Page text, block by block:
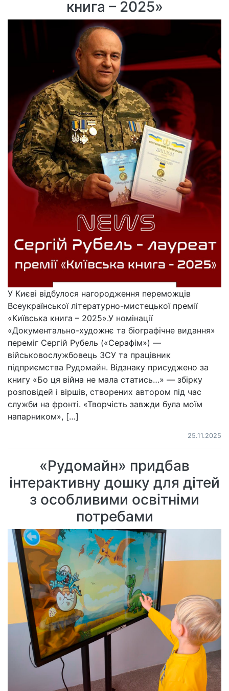
книга – 2025»
У Києві відбулося нагородження переможців
Всеукраїнської літературно-мистецької премії
«Київська книга – 2025».У номінації
«Документально-художнє та біографічне видання»
переміг Сергій Рубель («Серафім») —
військовослужбовець ЗСУ та працівник
підприємства Рудомайн. Відзнаку присуджено за
книгу «Бо ця війна не мала статись…» — збірку
розповідей і віршів, створених автором під час
служби на фронті. «Творчість завжди була моїм
напарником», […]
25.11.2025
«Рудомайн» придбав
інтерактивну дошку для дітей
з особливими освітніми
потребами